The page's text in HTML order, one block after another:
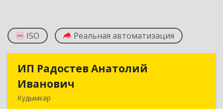
ISO Реальная автоматизация
ИП Радостев Анатолий
Иванович
Кудымкар
ИП Радостев Анатолий